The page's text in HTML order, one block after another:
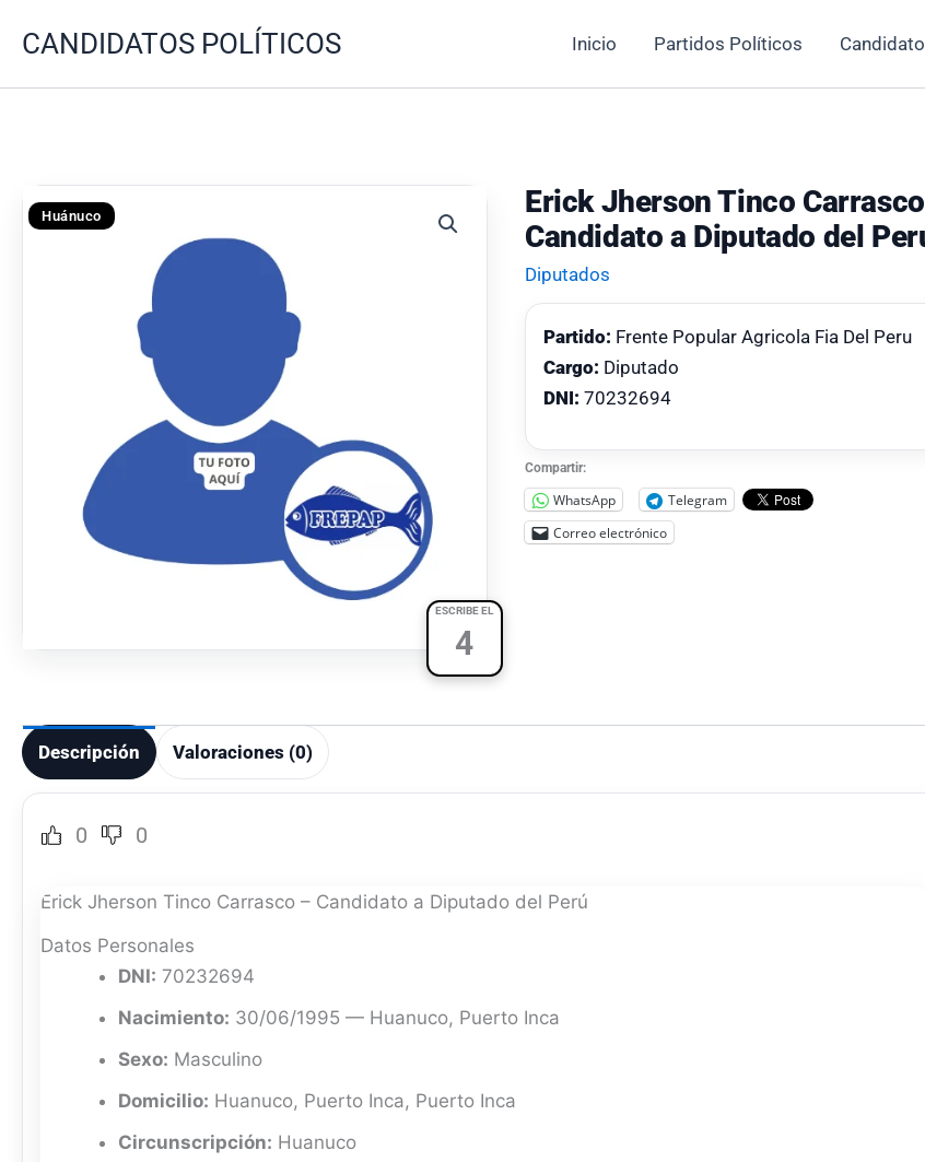
CANDIDATOS POLÍTICOS Inicio Partidos Políticos
ESCRIBE EL
4
Huánuco
Erick Jherson Tinco
Candidato a Diputado del
Diputados
Partido: Frente Popular Agricola Fia Del Peru
Cargo: Diputado
DNI: 70232694
Compartir:
WhatsApp
Telegram
Correo electrónico
Descripción Valoraciones (0)
0 0
Erick Jherson Tinco Carrasco – Candidato a Diputado del Perú
Datos Personales
DNI: 70232694
Nacimiento: 30/06/1995 — Huanuco, Puerto Inca
Sexo: Masculino
Domicilio: Huanuco, Puerto Inca, Puerto Inca
Circunscripción: Huanuco